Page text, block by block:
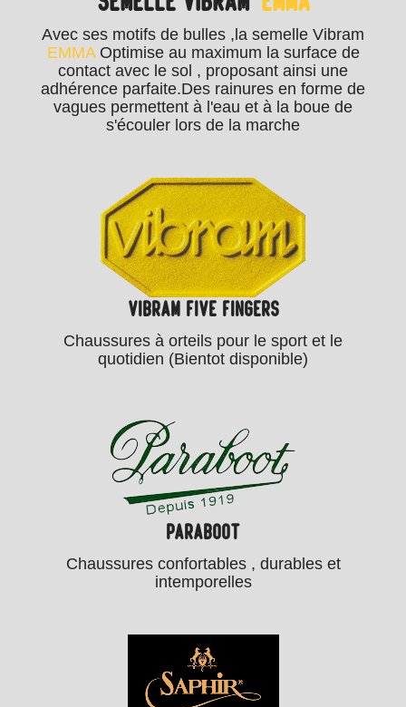
Avec ses motifs de bulles ,la semelle Vibram
EMMA Optimise au maximum la surface de
contact avec le sol , proposant ainsi une
adhérence parfaite.Des rainures en forme de
vagues permettent à l'eau et à la boue de
s'écouler lors de la marche
VIBRAM FIVE FINGERS
Chaussures à orteils pour le sport et le
quotidien (Bientot disponible)
PARABOOT
Chaussures confortables , durables et
intemporelles